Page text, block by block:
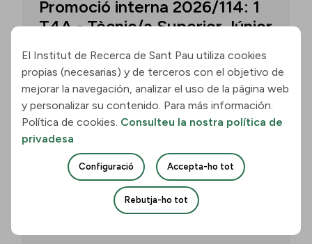
Promoció interna 2026/114: 1
T4A - Tècnic/a Superior Júnior
Convocatòria per a un/a T4A - Tècnic/a
Superior Júnior al grup Neurobiologia de
les Demències - Multilingual Aphasia &
Dementia Research Lab. Termini: 11
d’agost de 2026, 15.00 h.
Uneix-te
El Institut de Recerca de Sant Pau utiliza cookies
propias (necesarias) y de terceros con el objetivo de
mejorar la navegación, analizar el uso de la página web
y personalizar su contenido. Para más información:
Política de cookies. Consulteu la nostra política de
privadesa
Configuració Accepta-ho tot
Rebutja-ho tot